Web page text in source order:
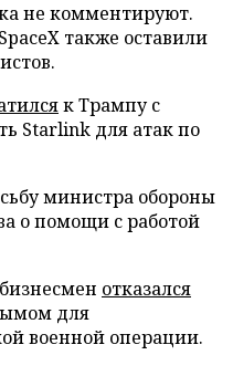
не комментируют.
также оставили
к Трампу с
Starlink для атак по
министра обороны
о помощи с работой
отказался
для
военной операции.